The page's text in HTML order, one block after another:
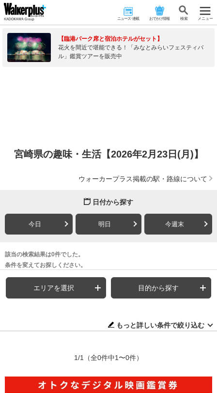
ニュース･連載 おでかけ情報 検 索 メニュー
【臨港パーク席と宿泊ホテルがセット】
花火を間近で堪能できる！「みなとみらいフェスティバ
ル」鑑賞ツアーを販売中
宮崎県の趣味・生活【2026年2月23日(月)】
ウォーカープラス掲載の駅・路線について
日付から探す
今日 明日 今週末
該当の検索結果は0件でした。
条件を変えてお探しください。
エリアを選択 目的から探す
もっと詳しい条件で絞り込む
1/1 （全0件中1〜0件）